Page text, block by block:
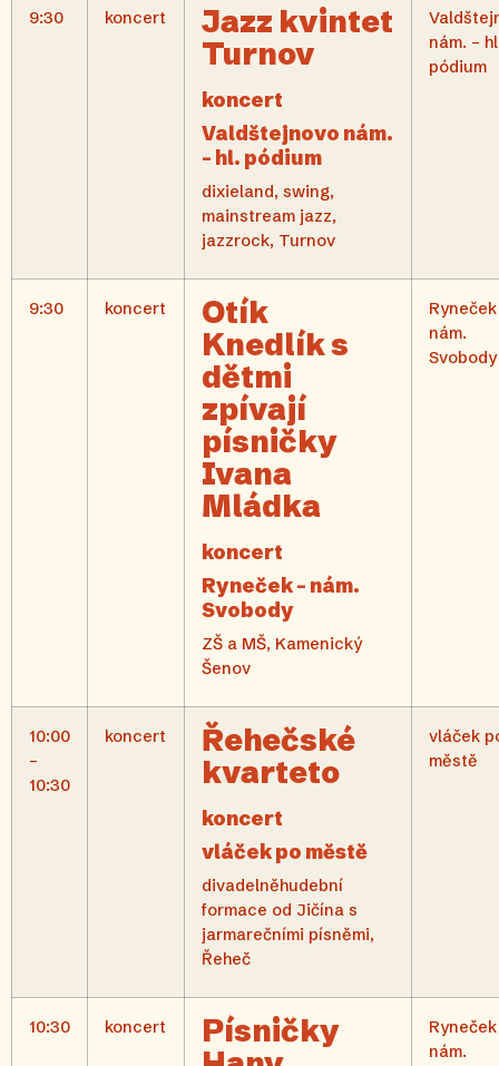
9:30 koncert
Jazz kvintet
Turnov
koncert
Valdštejnovo nám.
– hl. pódium
dixieland, swing,
mainstream jazz,
jazzrock, Turnov
nám. –
pódium
9:30 koncert
Otík
Knedlík s
dětmi
zpívají
písničky
Ivana
Mládka
koncert
Ryneček – nám.
Svobody
ZŠ a MŠ, Kamenický
Šenov
nám.
Svobody
10:00
–
10:30
koncert
Řehečské
kvarteto
koncert
vláček po městě
divadelněhudební
formace od Jičína s
jarmarečními písněmi,
Řeheč
vláček
městě
10:30 koncert
Písničky
nám.